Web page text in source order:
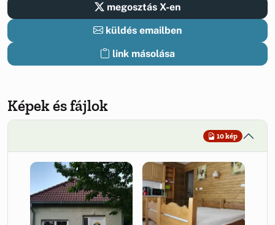
megosztás X-en
küldés emailben
link másolása
Képek és fájlok
10 kép